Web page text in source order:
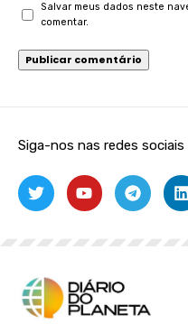
Salvar meus dados neste
comentar.
Siga-nos nas redes sociais